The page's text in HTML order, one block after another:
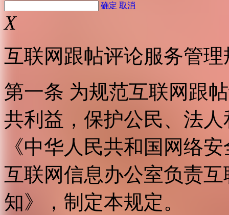
确定 取消
X
互联网跟帖评论服务管理
第一条 为规范互联网跟
共利益，保护公民、法
《中华人民共和国网络
互联网信息办公室负责
知》，制定本规定。